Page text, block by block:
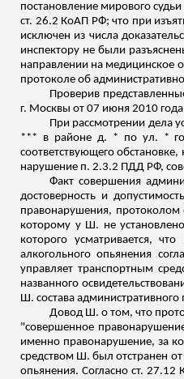
постановление мирового
ст. 26.2 КоАП РФ; что при
исключен из числа
инспектору не были
направлении на медицинское
протоколе об
Проверив
г. Москвы от 07 июня 2010
При рассмотрении дела
*** в районе д. * по ул. *
соответствующего
нарушение п. 2.3.2 ПДД РФ,
Факт совершения
достоверность и
правонарушения, протоколом
которому у Ш. не
которого усматривается,
алкогольного опьянения
управляет транспортным
названного
Ш. состава
Довод Ш. о том, что
"совершенное
именно правонарушение, за
средством Ш. был отстранен
опьянения. Согласно ст.